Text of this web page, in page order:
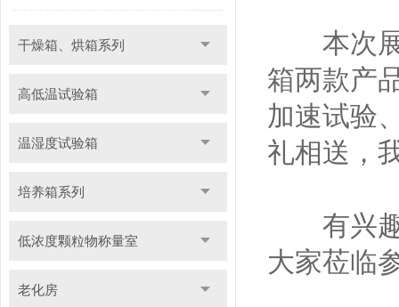
干燥箱、烘箱系列
高低温试验箱
温湿度试验箱
培养箱系列
低浓度颗粒物称量室
老化房
本次展
箱两款产
加速试验
礼相送，
有兴趣
大家莅临